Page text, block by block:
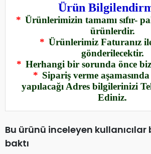
Ürün
* Ürünlerimizin tamamı sıfır-
ürünlerdir.
* Ürünlerimiz Faturanız
gönderilecektir.
* Herhangi bir sorunda önce
* Sipariş verme
yapılacağı Adres bilgilerinizi
Ediniz.
Bu ürünü inceleyen
baktı